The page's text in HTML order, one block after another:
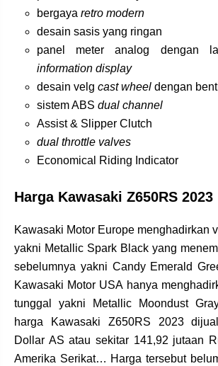
bergaya retro modern
desain sasis yang ringan
panel meter analog dengan
information display
desain velg cast wheel dengan
sistem ABS dual channel
Assist & Slipper Clutch
dual throttle valves
Economical Riding Indicator
Harga Kawasaki Z650RS 2023
Kawasaki Motor Europe menghadirkan
yakni Metallic Spark Black yang
sebelumnya yakni Candy Emerald
Kawasaki Motor USA hanya
tunggal yakni Metallic Moondust
harga Kawasaki Z650RS 2023
Dollar AS atau sekitar 141,92 jutaan
Amerika Serikat… Harga tersebut